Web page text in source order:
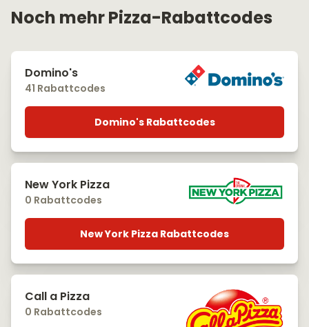
Noch mehr Pizza-Rabattcodes
Domino's
41 Rabattcodes
Domino's Rabattcodes
New York Pizza
0 Rabattcodes
New York Pizza Rabattcodes
Call a Pizza
0 Rabattcodes